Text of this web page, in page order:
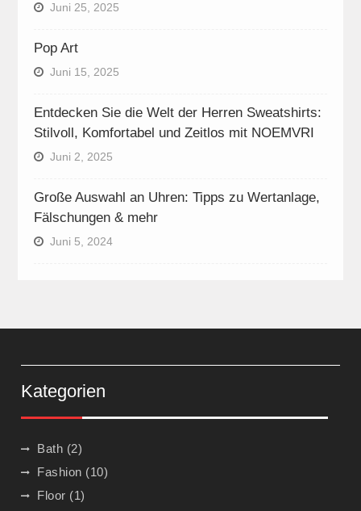
Juni 25, 2025
Pop Art
Juni 15, 2025
Entdecken Sie die Welt der Herren Sweatshirts:
Stilvoll, Komfortabel und Zeitlos mit NOEMVRI
Juni 2, 2025
Große Auswahl an Uhren: Tipps zu Wertanlage,
Fälschungen & mehr
Juni 5, 2024
Kategorien
Bath (2)
Fashion (10)
Floor (1)